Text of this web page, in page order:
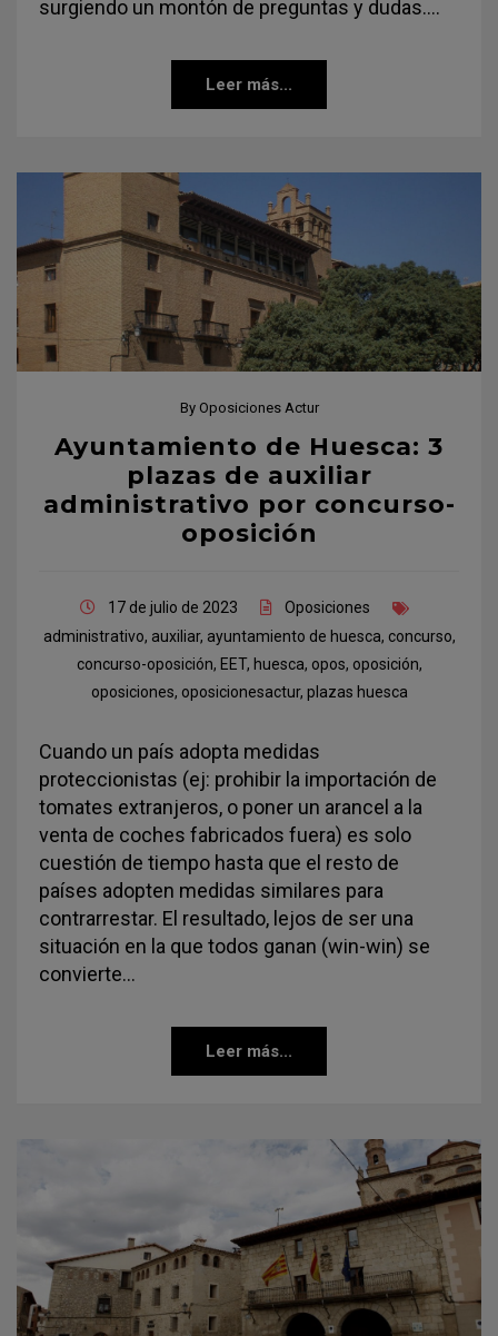
surgiendo un montón de preguntas y dudas.…
Leer más...
By Oposiciones Actur
Ayuntamiento de Huesca: 3
plazas de auxiliar
administrativo por concurso-
oposición
17 de julio de 2023
Oposiciones
administrativo, auxiliar, ayuntamiento de huesca, concurso,
concurso-oposición, EET, huesca, opos, oposición,
oposiciones, oposicionesactur, plazas huesca
Cuando un país adopta medidas
proteccionistas (ej: prohibir la importación de
tomates extranjeros, o poner un arancel a la
venta de coches fabricados fuera) es solo
cuestión de tiempo hasta que el resto de
países adopten medidas similares para
contrarrestar. El resultado, lejos de ser una
situación en la que todos ganan (win-win) se
convierte…
Leer más...